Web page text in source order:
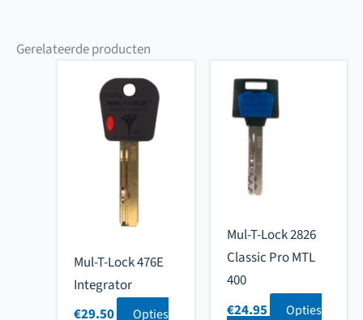
Gerelateerde producten
Mul-T-Lock 476E
Integrator
€29.50 Opties
Mul-T-Lock 2826
Classic Pro MTL
400
€24.95 Opties